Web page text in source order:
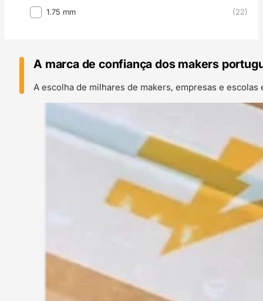
Diâmetro Filamento
1.75 mm (22)
A marca de confiança dos makers
A escolha de milhares de makers, empresas e escolas